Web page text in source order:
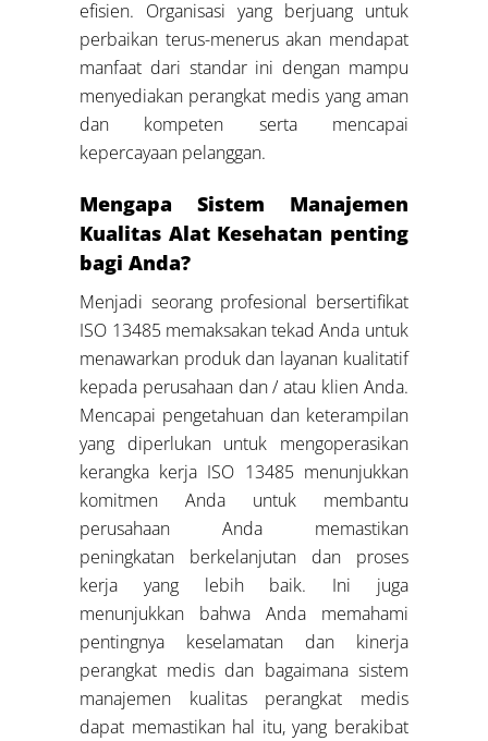
efisien. Organisasi yang berjuang untuk
perbaikan terus-menerus akan mendapat
manfaat dari standar ini dengan mampu
menyediakan perangkat medis yang aman
dan kompeten serta mencapai
kepercayaan pelanggan.
Mengapa Sistem Manajemen
Kualitas Alat Kesehatan penting
bagi Anda?
Menjadi seorang profesional bersertifikat
ISO 13485 memaksakan tekad Anda untuk
menawarkan produk dan layanan kualitatif
kepada perusahaan dan / atau klien Anda.
Mencapai pengetahuan dan keterampilan
yang diperlukan untuk mengoperasikan
kerangka kerja ISO 13485 menunjukkan
komitmen Anda untuk membantu
perusahaan Anda memastikan
peningkatan berkelanjutan dan proses
kerja yang lebih baik. Ini juga
menunjukkan bahwa Anda memahami
pentingnya keselamatan dan kinerja
perangkat medis dan bagaimana sistem
manajemen kualitas perangkat medis
dapat memastikan hal itu, yang berakibat